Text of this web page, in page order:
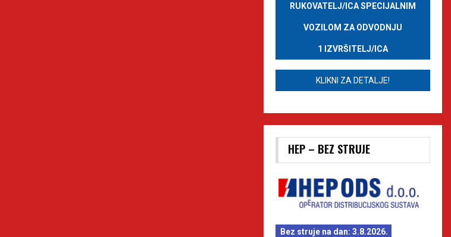
RUKOVATELJ/ICA SPECIJALNIM
VOZILOM ZA ODVODNJU
1 IZVRŠITELJ/ICA
KLIKNI ZA DETALJE!
HEP – BEZ STRUJE
Bez struje na dan: 3.8.2026.